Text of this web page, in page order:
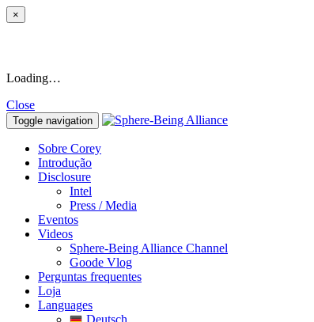
×
Loading…
Close
Toggle navigation
Sobre Corey
Introdução
Disclosure
Intel
Press / Media
Eventos
Videos
Sphere-Being Alliance Channel
Goode Vlog
Perguntas frequentes
Loja
Languages
Deutsch